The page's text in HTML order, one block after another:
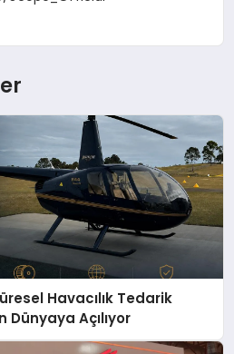
Havacılık Tedarik
Dünyaya Açılıyor